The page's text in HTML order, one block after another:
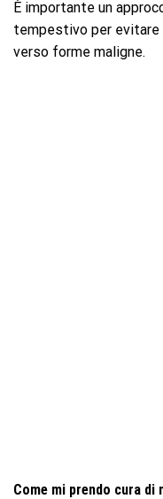
È importante un
tempestivo per evitare
verso forme maligne.
Come mi prendo cura di